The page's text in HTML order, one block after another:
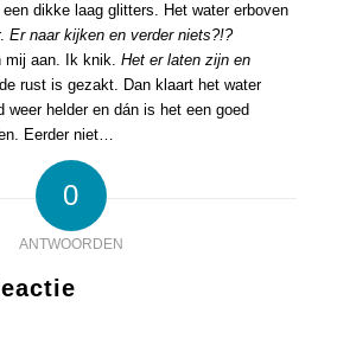
dikke laag glitters. Het water erboven
Er naar kijken en verder niets?!?
mij aan. Ik knik. Het er laten zijn en
rust is gezakt. Dan klaart het water
weer helder en dán is het een goed
Eerder niet…
0
ANTWOORDEN